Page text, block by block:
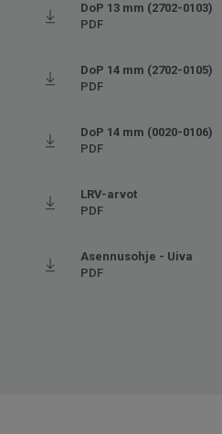
DoP 13 mm (2702-0103)
PDF
DoP 14 mm (2702-0105)
PDF
DoP 14 mm (0020-0106)
PDF
LRV-arvot
PDF
Asennusohje - Uiva
PDF